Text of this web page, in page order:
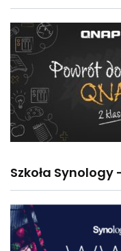
Szkoła